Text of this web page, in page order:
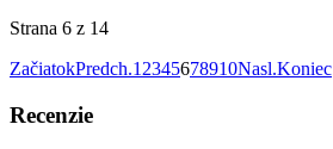
Strana 6 z 14
ZačiatokPredch.1 2345678910Nasl.Koniec
Recenzie